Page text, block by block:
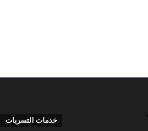
خدمات التسربات